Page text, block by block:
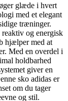
glæde i hvert
med et elegant
træninger.
og energisk
hjælper med at
Med en overdel i
holdbarhed
giver en
sko adidas er
om du tager
og stil.